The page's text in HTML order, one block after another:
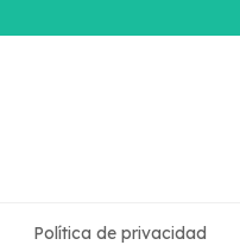
Política de privacidad